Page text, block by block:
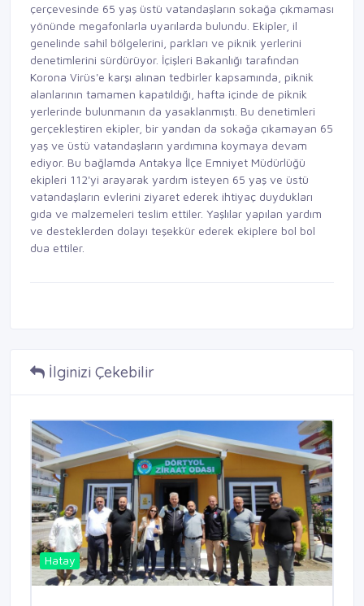
çerçevesinde 65 yaş üstü vatandaşların sokağa çıkmaması
yönünde megafonlarla uyarılarda bulundu. Ekipler, il
genelinde sahil bölgelerini, parkları ve piknik yerlerini
denetimlerini sürdürüyor. İçişleri Bakanlığı tarafından
Korona Virüs'e karşı alınan tedbirler kapsamında, piknik
alanlarının tamamen kapatıldığı, hafta içinde de piknik
yerlerinde bulunmanın da yasaklanmıştı. Bu denetimleri
gerçekleştiren ekipler, bir yandan da sokağa çıkamayan 65
yaş ve üstü vatandaşların yardımına koymaya devam
ediyor. Bu bağlamda Antakya İlçe Emniyet Müdürlüğü
ekipleri 112'yi arayarak yardım isteyen 65 yaş ve üstü
vatandaşların evlerini ziyaret ederek ihtiyaç duydukları
gıda ve malzemeleri teslim ettiler. Yaşlılar yapılan yardım
ve desteklerden dolayı teşekkür ederek ekiplere bol bol
dua ettiler.
İlginizi Çekebilir
Hatay